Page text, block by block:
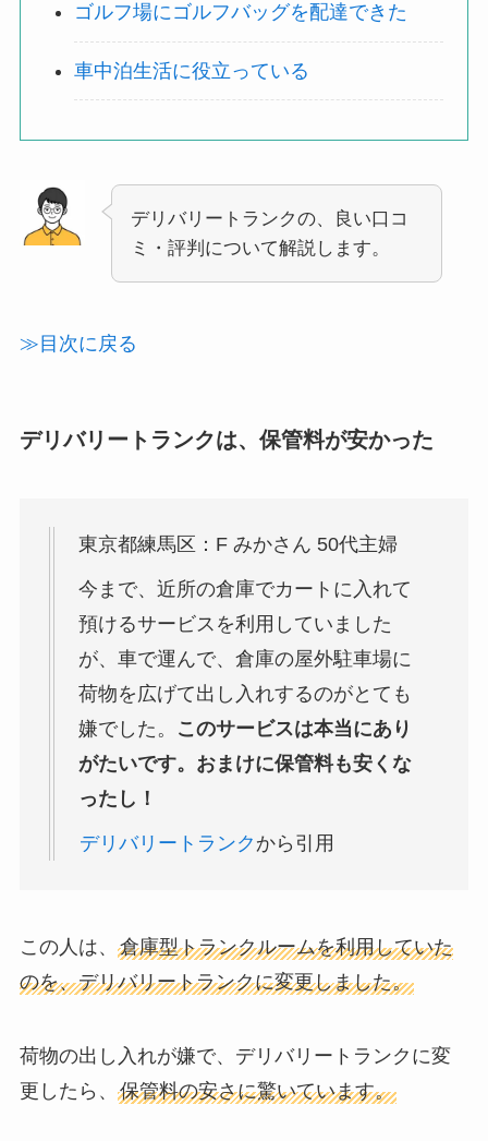
ゴルフ場にゴルフバッグを配達できた
車中泊生活に役立っている
デリバリートランクの、良い口コ
ミ・評判について解説します。
≫目次に戻る
デリバリートランクは、保管料が安かった
東京都練馬区：F みかさん 50代主婦
今まで、近所の倉庫でカートに入れて
預けるサービスを利用していました
が、車で運んで、倉庫の屋外駐車場に
荷物を広げて出し入れするのがとても
嫌でした。
このサービスは本当にあり
がたいです。おまけに保管料も安くな
ったし！
デリバリートランク から引用
この人は、 倉庫型トランクルームを利用していた
のを、デリバリートランクに変更しました。
荷物の出し入れが嫌で、デリバリートランクに変
更したら、 保管料の安さに驚いています。